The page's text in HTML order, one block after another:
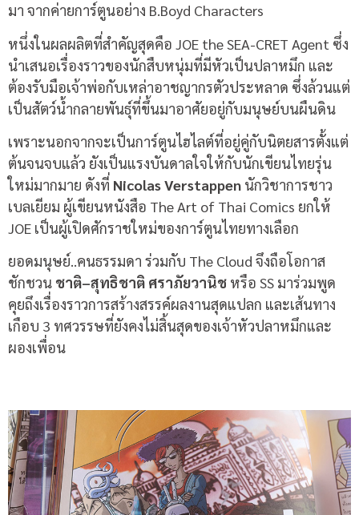
มา จากค่ายการ์ตูนอย่าง B.Boyd Characters
หนึ่งในผลผลิตที่สำคัญสุดคือ JOE the SEA-CRET Agent ซึ่ง
นำเสนอเรื่องราวของนักสืบหนุ่มที่มีหัวเป็นปลาหมึก และ
ต้องรับมือเจ้าพ่อกับเหล่าอาชญากรตัวประหลาด ซึ่งล้วนแต่
เป็นสัตว์น้ำกลายพันธุ์ที่ขึ้นมาอาศัยอยู่กับมนุษย์บนผืนดิน
เพราะนอกจากจะเป็นการ์ตูนไฮไลต์ที่อยู่คู่กับนิตยสารตั้งแต่
ต้นจนจบแล้ว ยังเป็นแรงบันดาลใจให้กับนักเขียนไทยรุ่น
ใหม่มากมาย ดังที่ Nicolas Verstappen นักวิชาการชาว
เบลเยียม ผู้เขียนหนังสือ The Art of Thai Comics ยกให้
JOE เป็นผู้เปิดศักราชใหม่ของการ์ตูนไทยทางเลือก
ยอดมนุษย์..คนธรรมดา ร่วมกับ The Cloud จึงถือโอกาส
ชักชวน ชาติ–สุทธิชาติ ศราภัยวานิช หรือ SS มาร่วมพูด
คุยถึงเรื่องราวการสร้างสรรค์ผลงานสุดแปลก และเส้นทาง
เกือบ 3 ทศวรรษที่ยังคงไม่สิ้นสุดของเจ้าหัวปลาหมึกและ
ผองเพื่อน